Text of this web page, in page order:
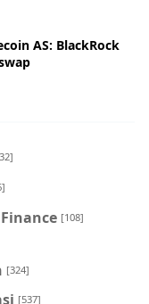
AS: BlackRock
[108]
[324]
[537]